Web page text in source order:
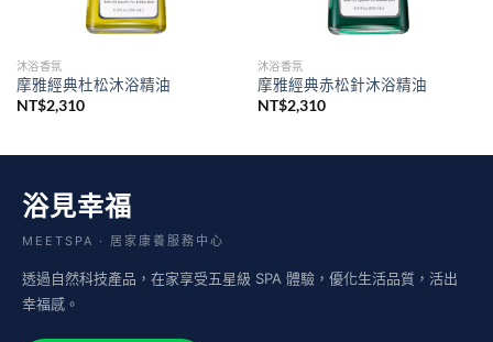
沐浴香氛
摩雅經典杜松沐浴精油
NT$2,310
沐浴香氛
摩雅經典赤松針沐浴精油
NT$2,310
浴見幸福
MEETSPA · 居家康養服務中心
透過自然科技產品，在家享受五星級 SPA 體驗，優化生活品質，活出
幸福感。